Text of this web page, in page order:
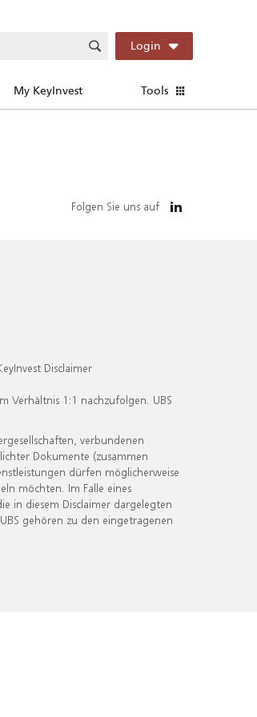
Login
My KeyInvest Tools
Folgen Sie uns auf
Disclaimer
Verhältnis 1:1 nachzufolgen. UBS
verbundenen
Dokumente (zusammen
dürfen möglicherweise
möchten. Im Falle eines
in diesem Disclaimer dargelegten
gehören zu den eingetragenen